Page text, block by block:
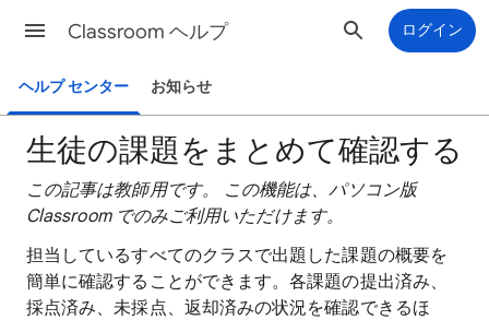
Classroom ヘルプ ログイン
ヘルプ センター お知らせ
生徒の課題をまとめて確認する
この記事は教師用です。
この機能は、パソコン版
Classroom でのみご利用いただけます。
担当しているすべてのクラスで出題した課題の概要を
簡単に確認することができます。各課題の提出済み、
採点済み、未採点、返却済みの状況を確認できるほ